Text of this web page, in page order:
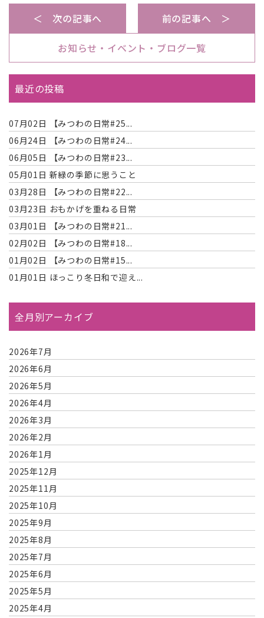
＜ 次の記事へ
お知らせ・イベント・ブログ一覧
前の記事へ ＞
最近の投稿
07月02日
【みつわの日常#25...
06月24日
【みつわの日常#24...
06月05日
【みつわの日常#23...
05月01日 新緑の季節に思うこと
03月28日
【みつわの日常#22...
03月23日 おもかげを重ねる日常
03月01日
【みつわの日常#21...
02月02日
【みつわの日常#18...
01月02日
【みつわの日常#15...
01月01日 ほっこり冬日和で迎え...
全月別アーカイブ
2026年7月
2026年6月
2026年5月
2026年4月
2026年3月
2026年2月
2026年1月
2025年12月
2025年11月
2025年10月
2025年9月
2025年8月
2025年7月
2025年6月
2025年5月
2025年4月